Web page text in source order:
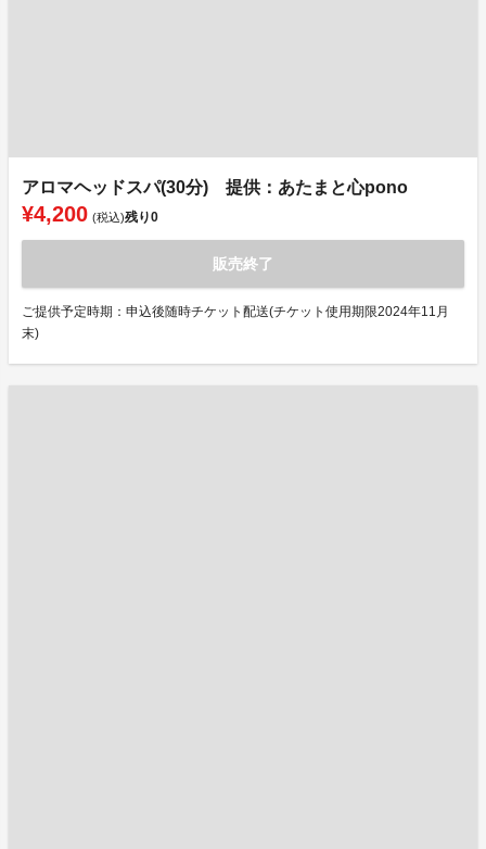
アロマヘッドスパ(30分) 提供：あたまと心pono
¥4,200 (税込)残り0
販売終了
ご提供予定時期：申込後随時チケット配送(チケット使用期限2024年11月
末)